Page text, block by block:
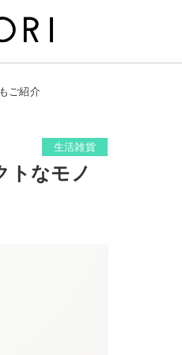
ご紹介
生活雑貨
トなモノ